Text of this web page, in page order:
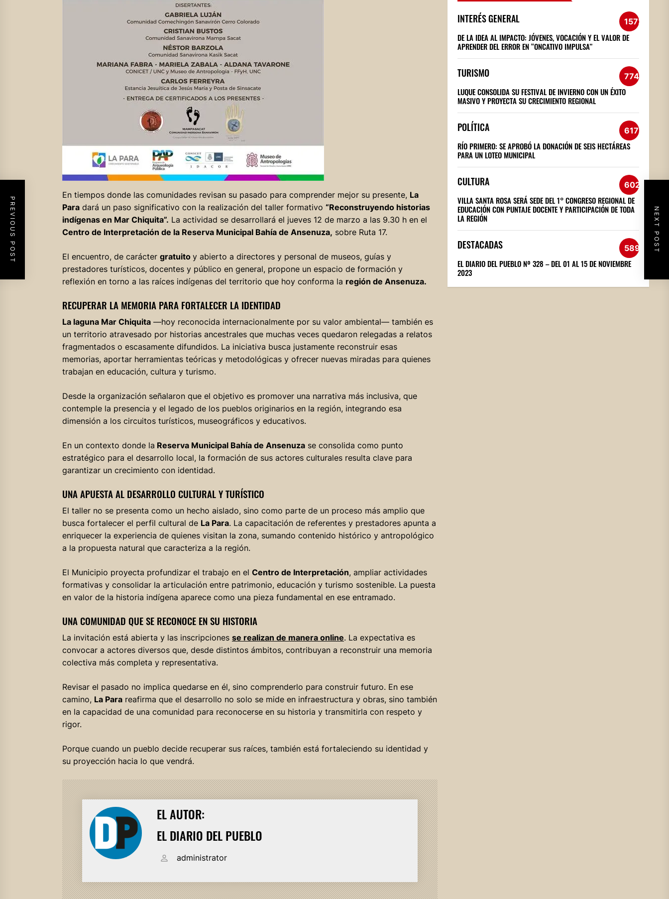
En tiempos donde las comunidades revisan su pasado para comprender mejor su presente, La
Paradará un paso significativo con la realización del taller formativo “Reconstruyendo historias
indígenas en Mar Chiquita”. La actividad se desarrollará el jueves 12 de marzo a las 9.30 h en el
Centro de Interpretación de la Reserva Municipal Bahía de Ansenuza, sobre Ruta 17.
El encuentro, de carácter gratuito y abierto a directores y personal de museos, guías y
prestadores turísticos, docentes y público en general, propone un espacio de formación y
reflexión en torno a las raíces indígenas del territorio que hoy conforma la región de Ansenuza.
RECUPERAR LA MEMORIA PARA FORTALECER LA IDENTIDAD
La laguna Mar Chiquita—hoy reconocida internacionalmente por su valor ambiental— también es
un territorio atravesado por historias ancestrales que muchas veces quedaron relegadas a relatos
fragmentados o escasamente difundidos. La iniciativa busca justamente reconstruir esas
memorias, aportar herramientas teóricas y metodológicas y ofrecer nuevas miradas para quienes
trabajan en educación, cultura y turismo.
Desde la organización señalaron que el objetivo es promover una narrativa más inclusiva, que
contemple la presencia y el legado de los pueblos originarios en la región, integrando esa
dimensión a los circuitos turísticos, museográficos y educativos.
En un contexto donde la Reserva Municipal Bahía de Ansenuzase consolida como punto
estratégico para el desarrollo local, la formación de sus actores culturales resulta clave para
garantizar un crecimiento con identidad.
UNA APUESTA AL DESARROLLO CULTURAL Y TURÍSTICO
El taller no se presenta como un hecho aislado, sino como parte de un proceso más amplio que
busca fortalecer el perfil cultural de La Para. La capacitación de referentes y prestadores apunta a
enriquecer la experiencia de quienes visitan la zona, sumando contenido histórico y antropológico
a la propuesta natural que caracteriza a la región.
El Municipio proyecta profundizar el trabajo en el Centro de Interpretación, ampliar actividades
formativas y consolidar la articulación entre patrimonio, educación y turismo sostenible. La puesta
en valor de la historia indígena aparece como una pieza fundamental en ese entramado.
UNA COMUNIDAD QUE SE RECONOCE EN SU HISTORIA
La invitación está abierta y las inscripciones se realizan de manera online. La expectativa es
convocar a actores diversos que, desde distintos ámbitos, contribuyan a reconstruir una memoria
colectiva más completa y representativa.
Revisar el pasado no implica quedarse en él, sino comprenderlo para construir futuro. En ese
camino, La Parareafirma que el desarrollo no solo se mide en infraestructura y obras, sino también
en la capacidad de una comunidad para reconocerse en su historia y transmitirla con respeto y
rigor.
Porque cuando un pueblo decide recuperar sus raíces, también está fortaleciendo su identidad y
su proyección hacia lo que vendrá.
EL AUTOR:
EL DIARIO DEL PUEBLO
administrator
PREVIOUS POST NEXT POST
INTERÉS GENERAL 1572
DE LA IDEA AL IMPACTO: JÓVENES, VOCACIÓN Y EL VALOR DE
APRENDER DEL ERROR EN “ONCATIVO IMPULSA”
TURISMO 774
LUQUE CONSOLIDA SU FESTIVAL DE INVIERNO CON UN ÉXITO
MASIVO Y PROYECTA SU CRECIMIENTO REGIONAL
POLÍTICA 617
RÍO PRIMERO: SE APROBÓ LA DONACIÓN DE SEIS HECTÁREAS
PARA UN LOTEO MUNICIPAL
CULTURA 602
VILLA SANTA ROSA SERÁ SEDE DEL 1° CONGRESO REGIONAL DE
EDUCACIÓN CON PUNTAJE DOCENTE Y PARTICIPACIÓN DE TODA
LA REGIÓN
DESTACADAS 589
EL DIARIO DEL PUEBLO Nº 328 – DEL 01 AL 15 DE NOVIEMBRE
2023